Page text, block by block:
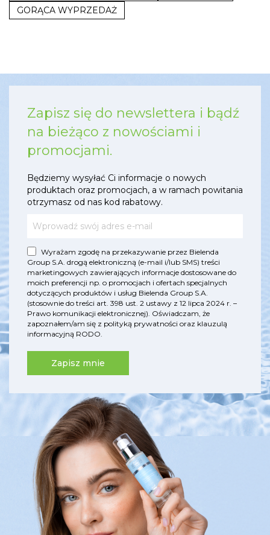
GORĄCA WYPRZEDAŻ
Zapisz się do newslettera i bądź
na bieżąco z nowościami i
promocjami.
Będziemy wysyłać Ci informacje o nowych
produktach oraz promocjach, a w ramach powitania
otrzymasz od nas kod rabatowy.
Wyrażam zgodę na przekazywanie przez Bielenda
Group S.A. drogą elektroniczną (e-mail i/lub SMS) treści
marketingowych zawierających informacje dostosowane do
moich preferencji np. o promocjach i ofertach specjalnych
dotyczących produktów i usług Bielenda Group S.A.
(stosownie do treści art. 398 ust. 2 ustawy z 12 lipca 2024 r. –
Prawo komunikacji elektronicznej). Oświadczam, że
zapoznałem/am się z polityką prywatności oraz klauzulą
informacyjną RODO.
Zapisz mnie